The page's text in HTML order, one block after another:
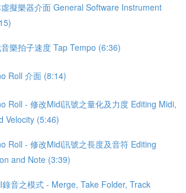
擬樂器介面 General Software Instrument
樂拍子速度 Tap Tempo (6:36)
Roll 介面 (8:14)
Roll - 修改Midi訊號之量化及力度 Editing Midi,
Velocity (5:46)
Roll - 修改Midi訊號之長度及音符 Editing
and Note (3:39)
音之模式 - Merge, Take Folder, Track